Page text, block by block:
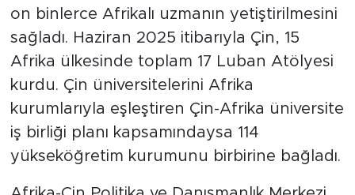
on binlerce Afrikalı uzmanın yetiştirilmesini
sağladı. Haziran 2025 itibarıyla Çin, 15
Afrika ülkesinde toplam 17 Luban Atölyesi
kurdu. Çin üniversitelerini Afrika
kurumlarıyla eşleştiren Çin-Afrika üniversite
iş birliği planı kapsamındaysa 114
yükseköğretim kurumunu birbirine bağladı.